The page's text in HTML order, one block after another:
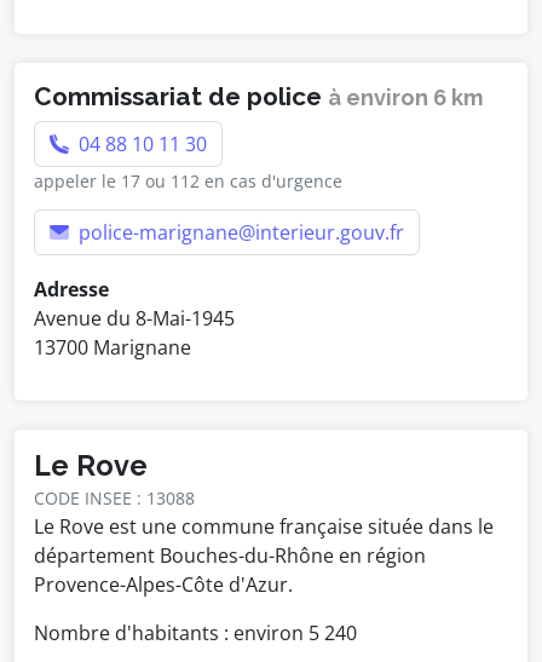
Commissariat de police à environ 6 km
04 88 10 11 30
appeler le 17 ou 112 en cas d'urgence
police-marignane@interieur.gouv.fr
Adresse
Avenue du 8-Mai-1945
13700 Marignane
Le Rove
CODE INSEE : 13088
Le Rove est une commune française située dans le
département Bouches-du-Rhône en région
Provence-Alpes-Côte d'Azur.
Nombre d'habitants : environ 5 240